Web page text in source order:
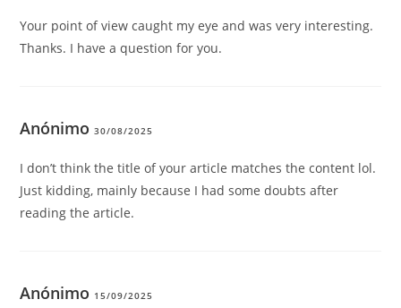
Your point of view caught my eye and was very interesting.
Thanks. I have a question for you.
Anónimo 30/08/2025
I don’t think the title of your article matches the content lol.
Just kidding, mainly because I had some doubts after
reading the article.
Anónimo 15/09/2025